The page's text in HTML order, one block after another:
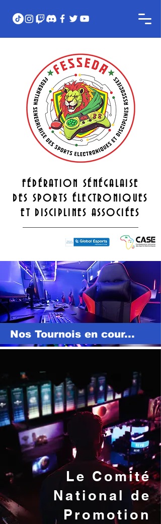
FÉDÉRATION SÉNÉGALAISE
DES SPORTS ÉLECTRONIQUES
ET DISCIPLINES ASSOCIÉES
Nos Tournois en cour...
Le Comité
National de
Promotion